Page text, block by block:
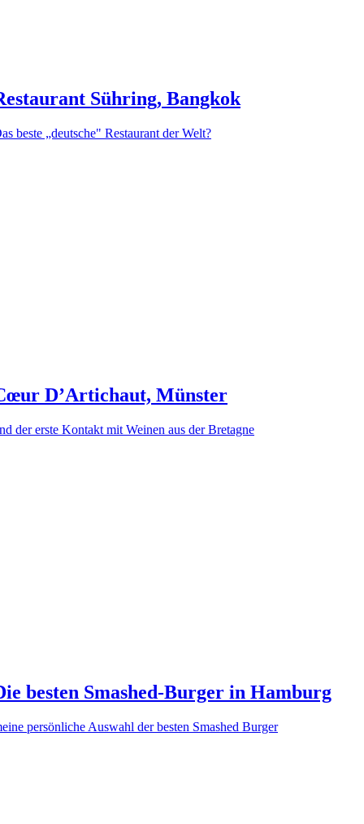
Sühring, Bangkok
beste „deutsche" Restaurant der Welt?
D’Artichaut, Münster
der erste Kontakt mit Weinen aus der Bretagne
besten Smashed-Burger in Hamburg
persönliche Auswahl der besten Smashed Burger